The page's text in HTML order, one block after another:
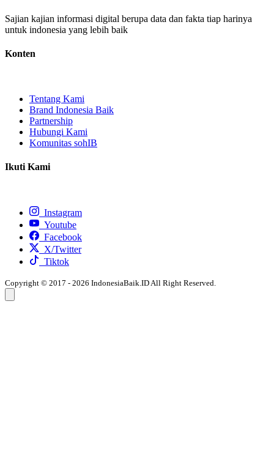
Sajian kajian informasi digital berupa data dan fakta tiap harinya
untuk indonesia yang lebih baik
Konten
Tentang Kami
Brand Indonesia Baik
Partnership
Hubungi Kami
Komunitas sohIB
Ikuti Kami
Instagram
Youtube
Facebook
X/Twitter
Tiktok
Copyright © 2017 - 2026 IndonesiaBaik.ID All Right Reserved.